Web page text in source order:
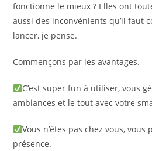
fonctionne le mieux ? Elles ont
aussi des inconvénients qu’il faut
lancer, je pense.
Commençons par les avantages.
C’est super fun à utiliser, vous
ambiances et le tout avec votre
Vous n’êtes pas chez vous,
présence.